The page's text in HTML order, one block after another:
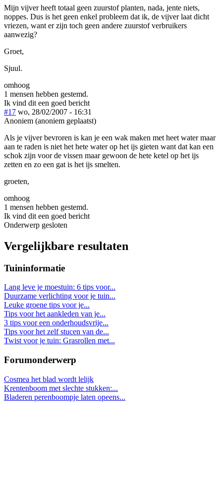
Mijn vijver heeft totaal geen zuurstof planten, nada, jente niets,
noppes. Dus is het geen enkel probleem dat ik, de vijver laat dicht
vriezen, want er zijn toch geen andere zuurstof verbruikers
aanwezig?
Groet,
Sjuul.
omhoog
1 mensen hebben gestemd.
Ik vind dit een goed bericht
#17 wo, 28/02/2007 - 16:31
Anoniem (anoniem geplaatst)
Als je vijver bevroren is kan je een wak maken met heet water maar
aan te raden is niet het hete water op het ijs gieten want dat kan een
schok zijn voor de vissen maar gewoon de hete ketel op het ijs
zetten en zo een gat is het ijs smelten.
groeten,
omhoog
1 mensen hebben gestemd.
Ik vind dit een goed bericht
Onderwerp gesloten
Vergelijkbare resultaten
Tuininformatie
Lang leve je moestuin: 6 tips voor...
Duurzame verlichting voor je tuin...
Leuke groene tips voor je...
Tips voor het aankleden van je...
3 tips voor een onderhoudsvrije...
Tips voor het zelf stucen van de...
Twist voor je tuin: Grasrollen met...
Forumonderwerp
Cosmea het blad wordt lelijk
Krentenboom met slechte stukken:...
Bladeren perenboompje laten opeens...